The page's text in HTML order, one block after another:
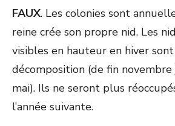
FAUX. Les colonies sont
reine crée son propre nid. Les
visibles en hauteur en hiver
décomposition (de fin novembre
mai). Ils ne seront plus
l’année suivante.